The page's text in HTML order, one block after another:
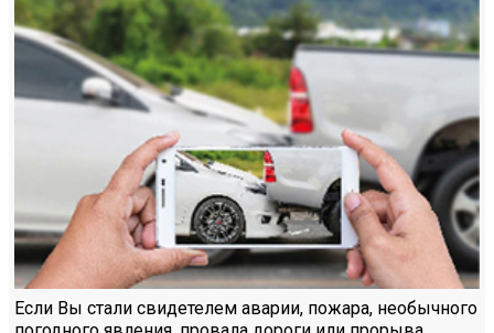
Если Вы стали свидетелем аварии, пожара, необычного